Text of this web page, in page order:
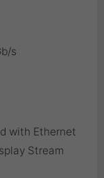
s
with Ethernet
Stream